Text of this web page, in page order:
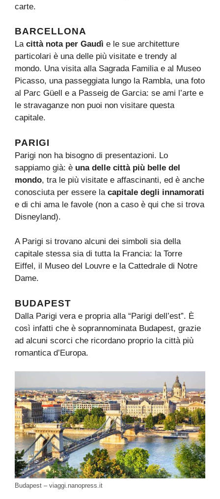
carte.
BARCELLONA
La città nota per Gaudì e le sue architetture
particolari è una delle più visitate e trendy al
mondo. Una visita alla Sagrada Familia e al Museo
Picasso, una passeggiata lungo la Rambla, una foto
al Parc Güell e a Passeig de Garcia: se ami l’arte e
le stravaganze non puoi non visitare questa
capitale.
PARIGI
Parigi non ha bisogno di presentazioni. Lo
sappiamo già: è una delle città più belle del
mondo, tra le più visitate e affascinanti, ed è anche
conosciuta per essere la capitale degli innamorati
e di chi ama le favole (non a caso è qui che si trova
Disneyland).
A Parigi si trovano alcuni dei simboli sia della
capitale stessa sia di tutta la Francia: la Torre
Eiffel, il Museo del Louvre e la Cattedrale di Notre
Dame.
BUDAPEST
Dalla Parigi vera e propria alla “Parigi dell’est”. È
così infatti che è soprannominata Budapest, grazie
ad alcuni scorci che ricordano proprio la città più
romantica d’Europa.
Budapest – viaggi.nanopress.it